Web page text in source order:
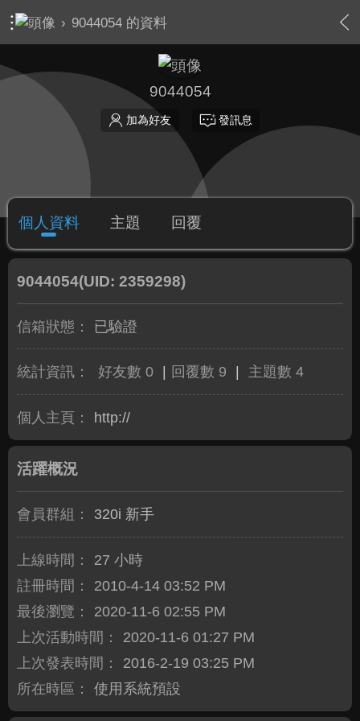
› 9044054 的資料
9044054
加為好友 發訊息
個人資料 主題 回覆
9044054(UID: 2359298)
信箱狀態： 已驗證
統計資訊： 好友數 0 回覆數 9 主題數 4
個人主頁： http://
活躍概況
會員群組： 320i 新手
上線時間：
27 小時
註冊時間：
2010-4-14 03:52 PM
最後瀏覽：
2020-11-6 02:55 PM
上次活動時間：
2020-11-6 01:27 PM
上次發表時間：
2016-2-19 03:25 PM
所在時區：
使用系統預設